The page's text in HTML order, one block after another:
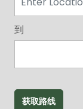
到
获取路线